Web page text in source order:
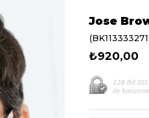
Jose
₺920,00